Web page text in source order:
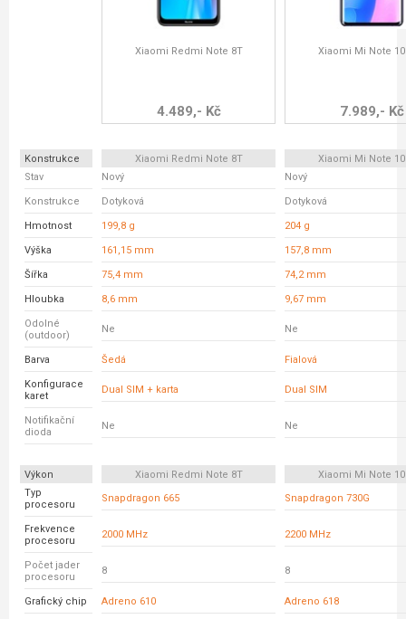
Xiaomi Redmi Note 8T
4.489,- Kč
Xiaomi Mi Note
7.989,- Kč
Konstrukce Xiaomi Redmi Note 8T
Xiaomi Mi Note
Stav
Nový Nový
Konstrukce Dotyková Dotyková
Hmotnost 199,8 g 204 g
Výška 161,15 mm 157,8 mm
Šířka 75,4 mm 74,2 mm
Hloubka 8,6 mm 9,67 mm
Odolné
(outdoor)
Ne Ne
Barva Šedá Fialová
Konfigurace
karet
Dual SIM + karta Dual SIM
Notifikační
dioda
Ne Ne
Výkon Xiaomi Redmi Note 8T
Xiaomi Mi Note
Typ
procesoru
Snapdragon 665 Snapdragon 730G
Frekvence
procesoru
2000 MHz 2200 MHz
Počet jader
procesoru
8 8
Grafický chip Adreno 610 Adreno 618